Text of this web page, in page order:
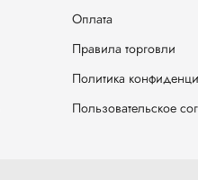
Оплата
Правила торговли
Политика
Пользовательское